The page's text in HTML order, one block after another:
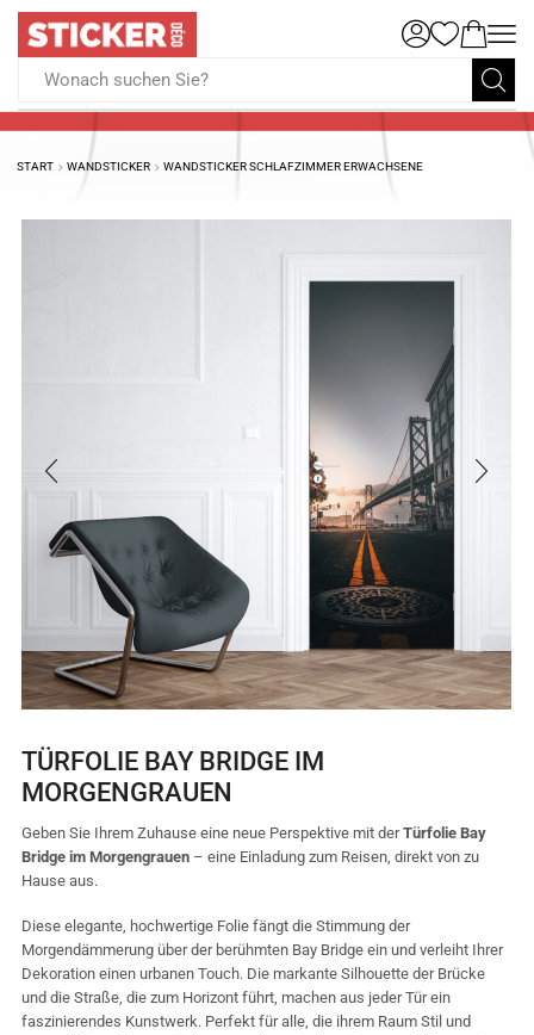
Wonach suchen Sie?
START WANDSTICKER WANDSTICKER SCHLAFZIMMER ERWACHSENE
TÜRFOLIE BAY BRIDGE IM
MORGENGRAUEN
Geben Sie Ihrem Zuhause eine neue Perspektive mit derTürfolie Bay
Bridge im Morgengrauen – eine Einladung zum Reisen, direkt von zu
Hause aus.
Diese elegante, hochwertige Folie fängt die Stimmung der
Morgendämmerung über der berühmten Bay Bridge ein und verleiht Ihrer
Dekoration einen urbanen Touch. Die markante Silhouette der Brücke
und die Straße, die zum Horizont führt, machen aus jeder Tür ein
faszinierendes Kunstwerk. Perfekt für alle, die ihrem Raum Stil und